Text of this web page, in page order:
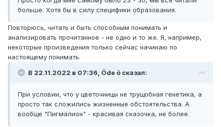
больше. Хотя бы в силу специфики образования.
Повторюсь, читать и быть способным понимать и
анализировать прочитанное - не одно и то же. Я, например,
некоторые произведения только сейчас начинаю по
настоящему понимать.
В 22.11.2022 в 07:36, Öde ö сказал:
При условии, что у цветочницы не трущобная генетика, а
просто так сложились жизненные обстоятельства. А
вообще "Пигмалион" - красивая сказочка, не более.